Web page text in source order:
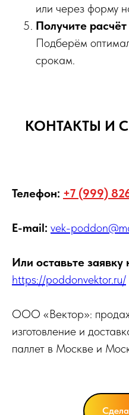
или через форму
Получите
Подберём
срокам.
КОНТАКТЫ И
Телефон: +7 (999)
E-mail: vek-
Или оставьте заявку
https://poddonvektor.ru/
ООО «Вектор»:
изготовление и
паллет в Москве и